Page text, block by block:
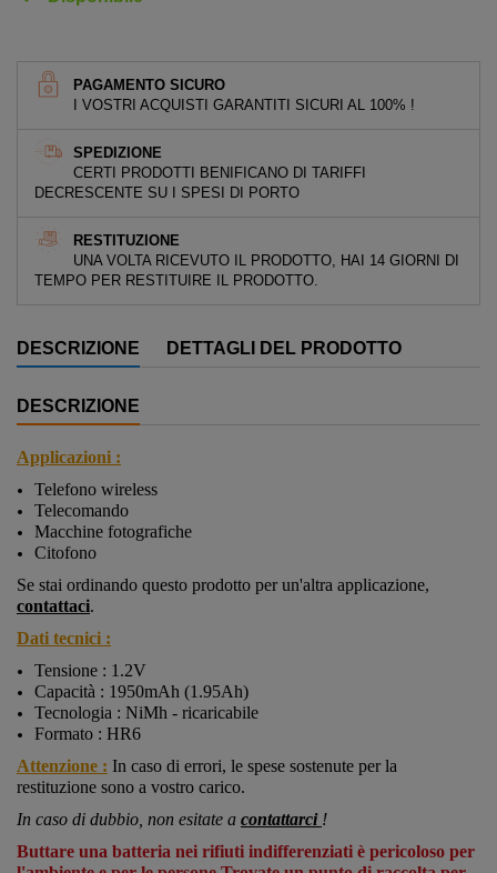
PAGAMENTO SICURO
I VOSTRI ACQUISTI GARANTITI SICURI AL 100% !
SPEDIZIONE
CERTI PRODOTTI BENIFICANO DI TARIFFI
DECRESCENTE SU I SPESI DI PORTO
RESTITUZIONE
UNA VOLTA RICEVUTO IL PRODOTTO, HAI 14 GIORNI DI
TEMPO PER RESTITUIRE IL PRODOTTO.
DESCRIZIONE DETTAGLI DEL PRODOTTO
DESCRIZIONE
Applicazioni :
Telefono wireless
Telecomando
Macchine fotografiche
Citofono
Se stai ordinando questo prodotto per un'altra applicazione,
contattaci.
Dati tecnici :
Tensione : 1.2V
Capacità : 1950mAh (1.95Ah)
Tecnologia : NiMh - ricaricabile
Formato : HR6
Attenzione : In caso di errori, le spese sostenute per la
restituzione sono a vostro carico.
In caso di dubbio, non esitate a contattarci !
Buttare una batteria nei rifiuti indifferenziati è pericoloso per